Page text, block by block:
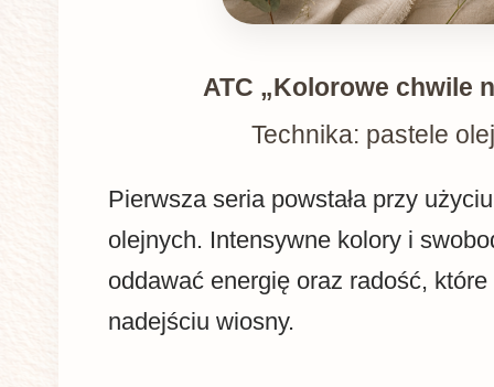
ATC „Kolorowe chwile
Technika: pastele
Pierwsza seria powstała przy
olejnych. Intensywne kolory i
oddawać energię oraz radość,
nadejściu wiosny.